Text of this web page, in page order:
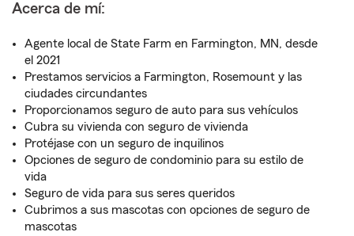
Acerca de mí:
Agente local de State Farm en Farmington, MN, desde
el 2021
Prestamos servicios a Farmington, Rosemount y las
ciudades circundantes
Proporcionamos seguro de auto para sus vehículos
Cubra su vivienda con seguro de vivienda
Protéjase con un seguro de inquilinos
Opciones de seguro de condominio para su estilo de
vida
Seguro de vida para sus seres queridos
Cubrimos a sus mascotas con opciones de seguro de
mascotas